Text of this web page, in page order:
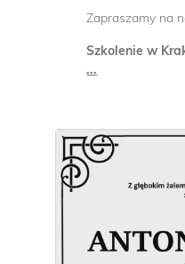
LSM 2025
Zapraszamy na
Szkolenie w
...